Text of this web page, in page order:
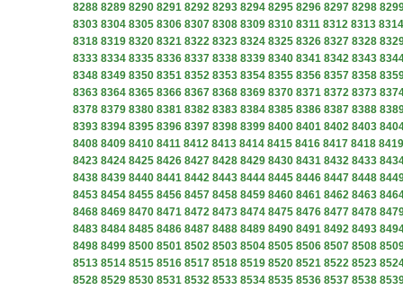
8288 8289 8290 8291 8292 8293 8294 8295 8296 8297 8298
8303 8304 8305 8306 8307 8308 8309 8310 8311 8312 8313 8314
8318 8319 8320 8321 8322 8323 8324 8325 8326 8327 8328
8333 8334 8335 8336 8337 8338 8339 8340 8341 8342 8343
8348 8349 8350 8351 8352 8353 8354 8355 8356 8357 8358
8363 8364 8365 8366 8367 8368 8369 8370 8371 8372 8373
8378 8379 8380 8381 8382 8383 8384 8385 8386 8387 8388
8393 8394 8395 8396 8397 8398 8399 8400 8401 8402 8403
8408 8409 8410 8411 8412 8413 8414 8415 8416 8417 8418 8419
8423 8424 8425 8426 8427 8428 8429 8430 8431 8432 8433
8438 8439 8440 8441 8442 8443 8444 8445 8446 8447 8448
8453 8454 8455 8456 8457 8458 8459 8460 8461 8462 8463
8468 8469 8470 8471 8472 8473 8474 8475 8476 8477 8478
8483 8484 8485 8486 8487 8488 8489 8490 8491 8492 8493
8498 8499 8500 8501 8502 8503 8504 8505 8506 8507 8508
8513 8514 8515 8516 8517 8518 8519 8520 8521 8522 8523
8528 8529 8530 8531 8532 8533 8534 8535 8536 8537 8538